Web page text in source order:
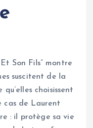
Son Fils” montre
suscitent de la
choisissent
cas de Laurent
: il protège sa vie